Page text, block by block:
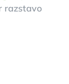
razstavo